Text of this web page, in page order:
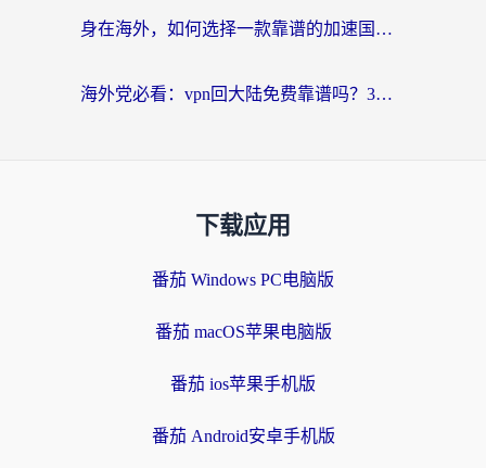
身在海外，如何选择一款靠谱的加速国内网络的加速器？
海外党必看：vpn回大陆免费靠谱吗？3步选对加速器实现无缝刷国内资源
下载应用
番茄 Windows PC电脑版
番茄 macOS苹果电脑版
番茄 ios苹果手机版
番茄 Android安卓手机版